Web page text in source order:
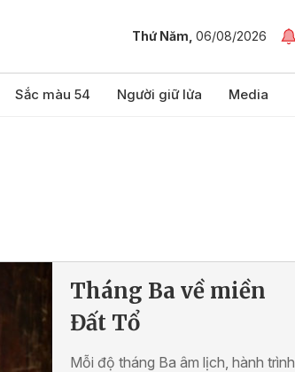
Thứ Năm, 06/08/2026
Sắc màu 54 Người giữ lửa Media
Tháng Ba về miền
Đất Tổ
Mỗi độ tháng Ba âm lịch, hành trình